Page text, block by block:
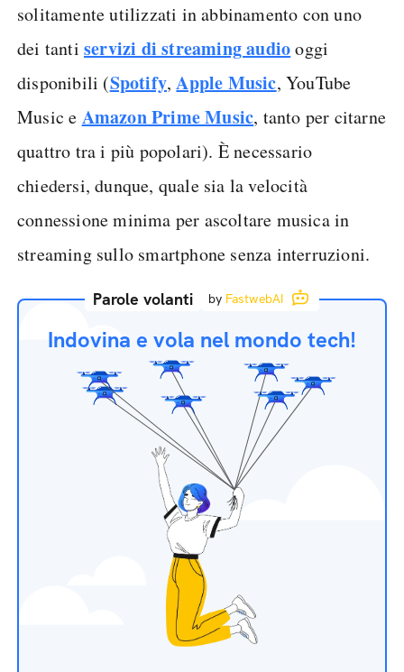
solitamente utilizzati in abbinamento con uno
dei tanti servizi di streaming audiooggi
disponibili (Spotify,Apple Music, YouTube
Music e Amazon Prime Music, tanto per citarne
quattro tra i più popolari). È necessario
chiedersi, dunque, quale sia la velocità
connessione minima per ascoltare musica in
streaming sullo smartphone senza interruzioni.
Parole volanti by FastwebAI
Indovina e vola nel mondo tech!